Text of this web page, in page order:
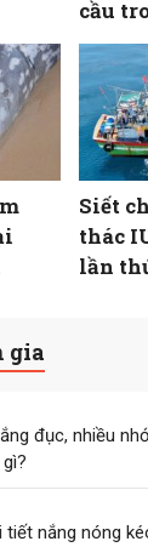
cầu
Siết
thác
lần
gia
đục, nhiều
nắng nóng